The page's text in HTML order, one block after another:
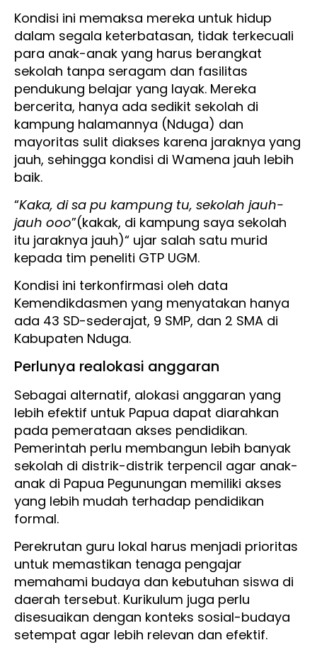
Kondisi ini memaksa mereka untuk hidup
dalam segala keterbatasan, tidak terkecuali
para anak-anak yang harus berangkat
sekolah tanpa seragam dan fasilitas
pendukung belajar yang layak. Mereka
bercerita, hanya ada sedikit sekolah di
kampung halamannya (Nduga) dan
mayoritas sulit diakses karena jaraknya yang
jauh, sehingga kondisi di Wamena jauh lebih
baik.
“Kaka, di sa pu kampung tu, sekolah jauh-
jauh ooo”(kakak, di kampung saya sekolah
itu jaraknya jauh)“ ujar salah satu murid
kepada tim peneliti GTP UGM.
Kondisi ini terkonfirmasi oleh data
Kemendikdasmen yang menyatakan hanya
ada 43 SD-sederajat, 9 SMP, dan 2 SMA di
Kabupaten Nduga.
Perlunya realokasi anggaran
Sebagai alternatif, alokasi anggaran yang
lebih efektif untuk Papua dapat diarahkan
pada pemerataan akses pendidikan.
Pemerintah perlu membangun lebih banyak
sekolah di distrik-distrik terpencil agar anak-
anak di Papua Pegunungan memiliki akses
yang lebih mudah terhadap pendidikan
formal.
Perekrutan guru lokal harus menjadi prioritas
untuk memastikan tenaga pengajar
memahami budaya dan kebutuhan siswa di
daerah tersebut. Kurikulum juga perlu
disesuaikan dengan konteks sosial-budaya
setempat agar lebih relevan dan efektif.